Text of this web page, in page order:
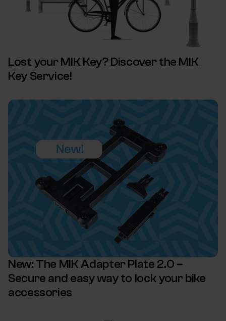
Lost your MIK Key? Discover the MIK
Key Service!
New: The MIK Adapter Plate 2.0 –
Secure and easy way to lock your bike
accessories